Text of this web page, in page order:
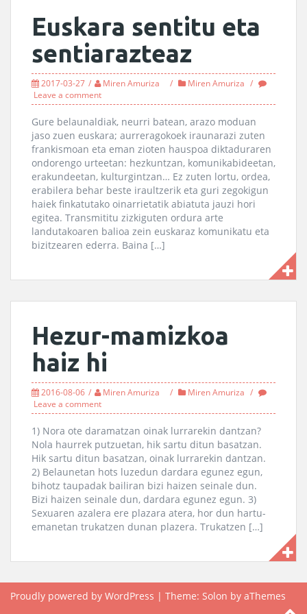
Euskara sentitu eta
sentiarazteaz
2017-03-27 Miren Amuriza
Miren Amuriza
Leave a comment
Gure belaunaldiak, neurri batean, arazo moduan
jaso zuen euskara; aurreragokoek iraunarazi zuten
frankismoan eta eman zioten hauspoa diktaduraren
ondorengo urteetan: hezkuntzan, komunikabideetan,
erakundeetan, kulturgintzan… Ez zuten lortu, ordea,
erabilera behar beste iraultzerik eta guri zegokigun
haiek finkatutako oinarrietatik abiatuta jauzi hori
egitea. Transmititu zizkiguten ordura arte
landutakoaren balioa zein euskaraz komunikatu eta
bizitzearen ederra. Baina […]
Hezur-mamizkoa
haiz hi
2016-08-06 Miren Amuriza
Miren Amuriza
Leave a comment
1) Nora ote daramatzan oinak lurrarekin dantzan?
Nola haurrek putzuetan, hik sartu ditun basatzan.
Hik sartu ditun basatzan, oinak lurrarekin dantzan.
2) Belaunetan hots luzedun dardara egunez egun,
bihotz taupadak bailiran bizi haizen seinale dun.
Bizi haizen seinale dun, dardara egunez egun. 3)
Sexuaren azalera ere plazara atera, hor dun hartu-
emanetan trukatzen dunan plazera. Trukatzen […]
Proudly powered by WordPress | Theme: Solon by aThemes